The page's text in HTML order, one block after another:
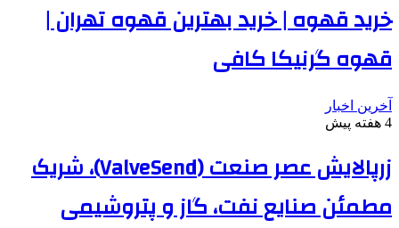
خرید قهوه | خرید بهترین قهوه تهران |
قهوه گرنیکا کافی
آخرین اخبار
4 هفته پیش
زرپالایش عصر صنعت (ValveSend)، شریک
مطمئن صنایع نفت، گاز و پتروشیمی